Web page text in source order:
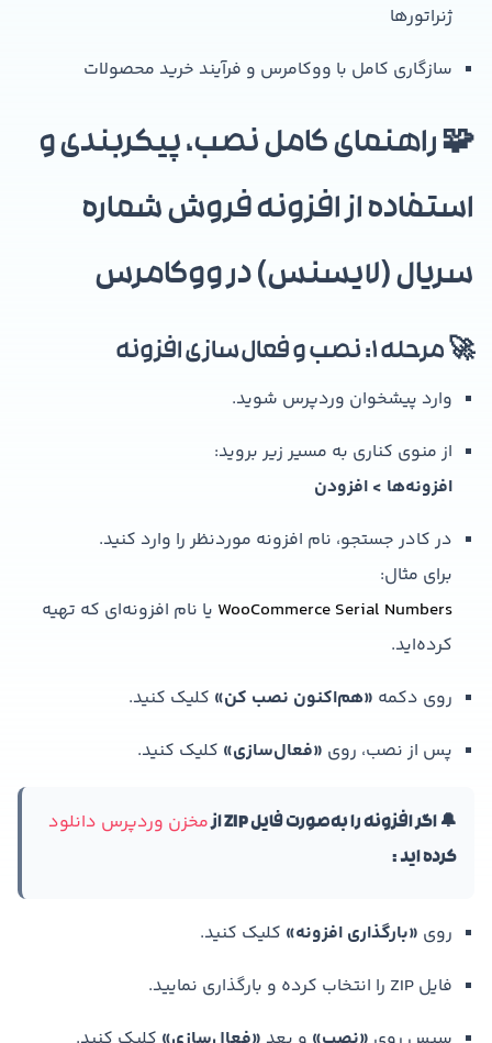
ژنراتورها
سازگاری کامل با ووکامرس و فرآیند خرید محصولات
🧩 راهنمای کامل نصب، پیکربندی و
استفاده از افزونه فروش شماره
سریال (لایسنس) در ووکامرس
🚀 مرحله 1: نصب و فعال‌سازی افزونه
وارد پیشخوان وردپرس شوید.
از منوی کناری به مسیر زیر بروید:
افزونه‌ها > افزودن
در کادر جستجو، نام افزونه موردنظر را وارد کنید.
برای مثال:
WooCommerce Serial Numbers یا نام افزونه‌ای که تهیه
کرده‌اید.
روی دکمه «هم‌اکنون نصب کن» کلیک کنید.
پس از نصب، روی «فعال‌سازی» کلیک کنید.
🔔 اگر افزونه را به‌صورت فایل ZIP از مخزن وردپرس دانلود
کرده اید :
روی «بارگذاری افزونه» کلیک کنید.
فایل ZIP را انتخاب کرده و بارگذاری نمایید.